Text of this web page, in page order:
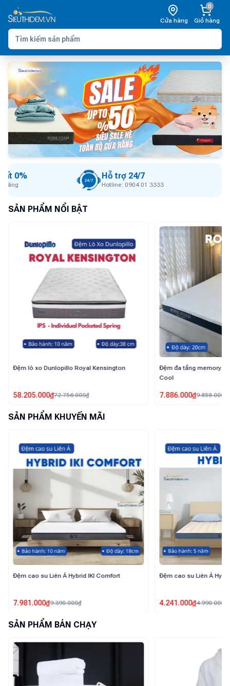
Cửa hàng
0
Giỏ hàng
0%
hãng
Hỗ trợ 24/7
Hotline: 0904 01 3333
SẢN PHẨM NỔI BẬT
Đệm đa tầng memory foam Royal Foam Extra
7.886.000₫9.858.000₫
Đệm lò xo túi độc lập
4.525.000₫6.465.000
SẢN PHẨM KHUYẾN MÃI
Đệm cao su Liên Á Hybrid IKI EZ
4.241.000₫4.990.000₫
Đệm cao su Liên Á
4.837.000₫5.690.000
SẢN PHẨM BÁN CHẠY